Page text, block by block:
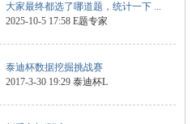
大家最终都选了哪道题，统计一下 ...
2025-10-5 17:58E题专家
泰迪杯数据挖掘挑战赛
2017-3-30 19:29泰迪杯L